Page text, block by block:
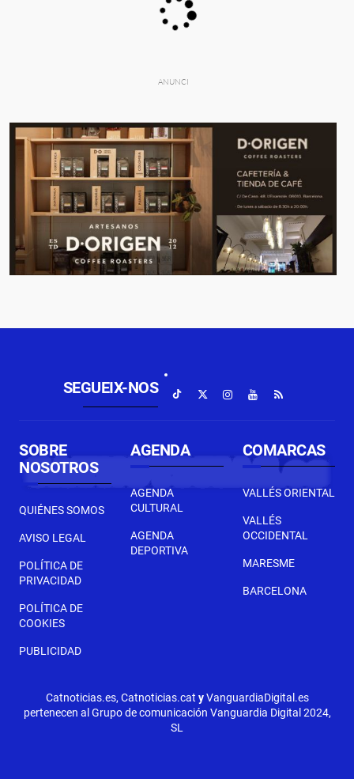
SEGUEIX-NOS
SOBRE
NOSOTROS
QUIÉNES SOMOS
AVISO LEGAL
POLÍTICA DE
PRIVACIDAD
POLÍTICA DE
COOKIES
PUBLICIDAD
AGENDA
AGENDA
CULTURAL
AGENDA
DEPORTIVA
COMARCAS
VALLÉS ORIENTAL
VALLÉS
OCCIDENTAL
MARESME
BARCELONA
Catnoticias.es, Catnoticias.cat yVanguardiaDigital.es
pertenecen al Grupo de comunicación Vanguardia Digital 2024,
SL